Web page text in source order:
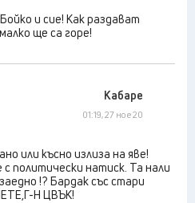
и сие! Как раздават
ще са горе!
Кабаре
01:19, 27 ное 20
или късно излиза на яве!
политически натиск. Та нали
!? Бардак със стари
Н ЦВЪК!